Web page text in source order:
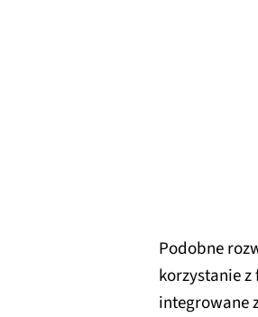
Podobne
korzystanie
integrowane